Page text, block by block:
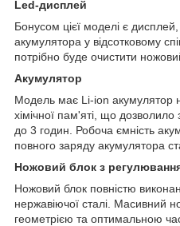
Led-дисплей
Бонусом цієї моделі є
акумулятора у відсотковому
потрібно буде очистити
Акумулятор
Модель має Li-ion акумулятор
хімічної пам'яті, що
до 3 годин. Робоча ємність
повного заряду акумулятора
Ножовий блок з
Ножовий блок повністю
нержавіючої сталі. Масивний
геометрією та оптимальною